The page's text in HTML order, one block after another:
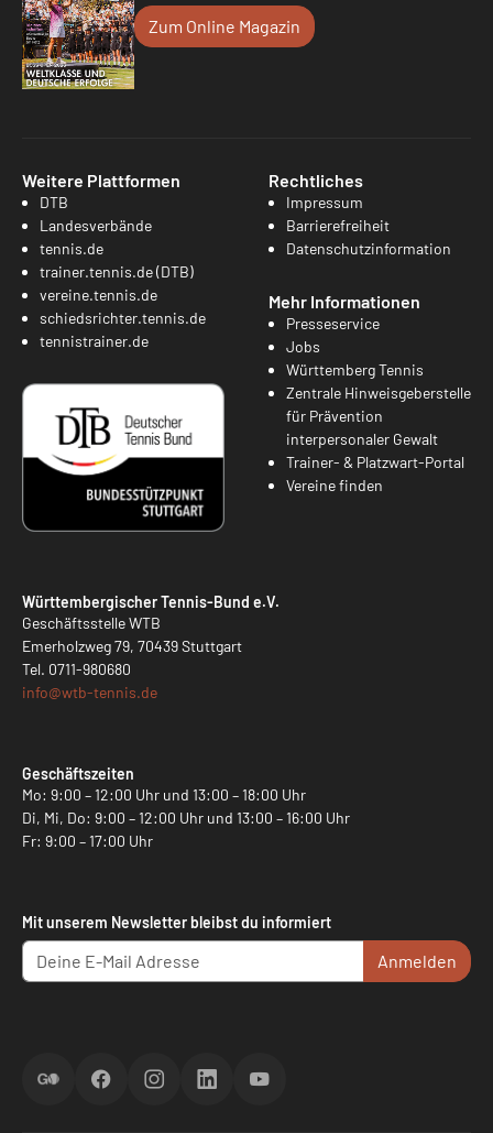
Zum Online Magazin
Weitere Plattformen
DTB
Landesverbände
tennis.de
trainer.tennis.de (DTB)
vereine.tennis.de
schiedsrichter.tennis.de
tennistrainer.de
Rechtliches
Impressum
Barrierefreiheit
Datenschutzinformation
Mehr Informationen
Presseservice
Jobs
Württemberg Tennis
Zentrale Hinweisgeberstelle
für Prävention
interpersonaler Gewalt
Trainer- & Platzwart-Portal
Vereine finden
Württembergischer Tennis-Bund e.V.
Geschäftsstelle WTB
Emerholzweg 79, 70439 Stuttgart
Tel. 0711-980680
info@wtb-tennis.de
Geschäftszeiten
Mo: 9:00 – 12:00 Uhr und 13:00 – 18:00 Uhr
Di, Mi, Do: 9:00 – 12:00 Uhr und 13:00 – 16:00 Uhr
Fr: 9:00 – 17:00 Uhr
Mit unserem Newsletter bleibst du informiert
Anmelden
ScoreGOFacebookInstagramLinkedInYouTube